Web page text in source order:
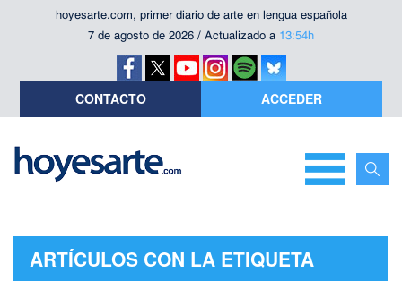
hoyesarte.com, primer diario de arte en lengua española
7 de agosto de 2026 / Actualizado a 13:54h
CONTACTO ACCEDER
ARTÍCULOS CON LA ETIQUETA